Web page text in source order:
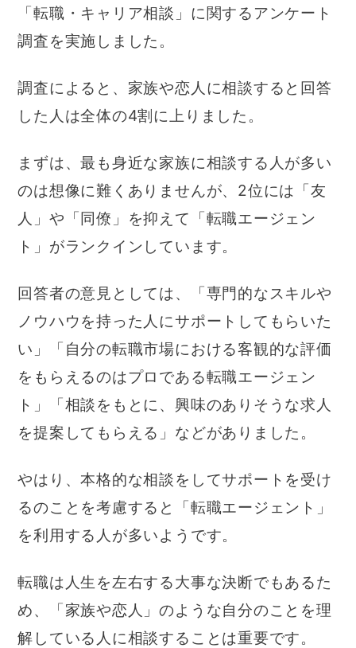
「転職・キャリア相談」に関するアンケート
調査を実施しました。
調査によると、家族や恋人に相談すると回答
した人は全体の4割に上りました。
まずは、最も身近な家族に相談する人が多い
のは想像に難くありませんが、2位には「友
人」や「同僚」を抑えて「転職エージェン
ト」がランクインしています。
回答者の意見としては、「専門的なスキルや
ノウハウを持った人にサポートしてもらいた
い」「自分の転職市場における客観的な評価
をもらえるのはプロである転職エージェン
ト」「相談をもとに、興味のありそうな求人
を提案してもらえる」などがありました。
やはり、本格的な相談をしてサポートを受け
るのことを考慮すると「転職エージェント」
を利用する人が多いようです。
転職は人生を左右する大事な決断でもあるた
め、「家族や恋人」のような自分のことを理
解している人に相談することは重要です。